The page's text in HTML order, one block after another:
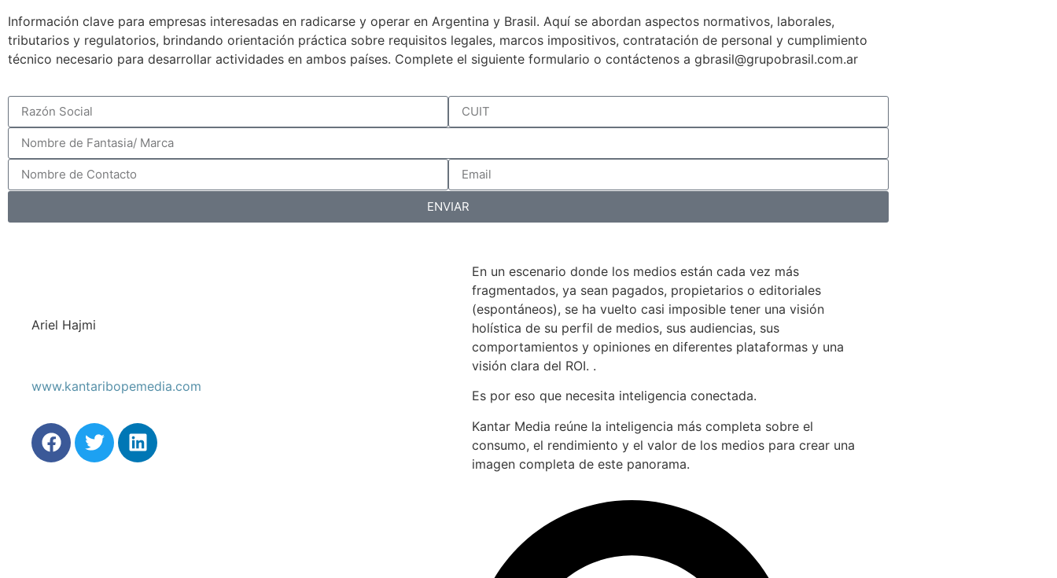
Información clave para empresas interesadas en radicarse y operar en Argentina y Brasil. Aquí se abordan aspectos normativos, laborales,
tributarios y regulatorios, brindando orientación práctica sobre requisitos legales, marcos impositivos, contratación de personal y cumplimiento
técnico necesario para desarrollar actividades en ambos países. Complete el siguiente formulario o contáctenos a gbrasil@grupobrasil.com.ar
ENVIAR
Ariel Hajmi
www.kantaribopemedia.com
En un escenario donde los medios están cada vez más
fragmentados, ya sean pagados, propietarios o editoriales
(espontáneos), se ha vuelto casi imposible tener una visión
holística de su perfil de medios, sus audiencias, sus
comportamientos y opiniones en diferentes plataformas y una
visión clara del ROI. .
Es por eso que necesita inteligencia conectada.
Kantar Media reúne la inteligencia más completa sobre el
consumo, el rendimiento y el valor de los medios para crear una
imagen completa de este panorama.